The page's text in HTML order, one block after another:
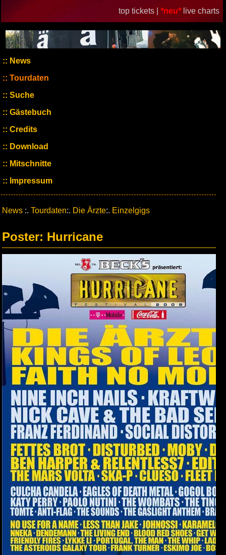
top tickets | *neu* live charts
News
Tourdaten
Suche
Gästebuch
Credits
Download
Mitschnitte
Impressum
News :. Tourdaten:. Die Ärzte:. Einzelgigs
Poster: Hurricane